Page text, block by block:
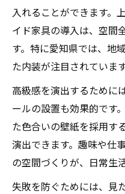
入れることができます。
イド家具の導入は、空間
す。特に愛知県では、地
た内装が注目されています
高級感を演出するために
ールの設置も効果的です
た色合いの壁紙を採用す
演出できます。趣味や仕
の空間づくりが、日常生
失敗を防ぐためには、見